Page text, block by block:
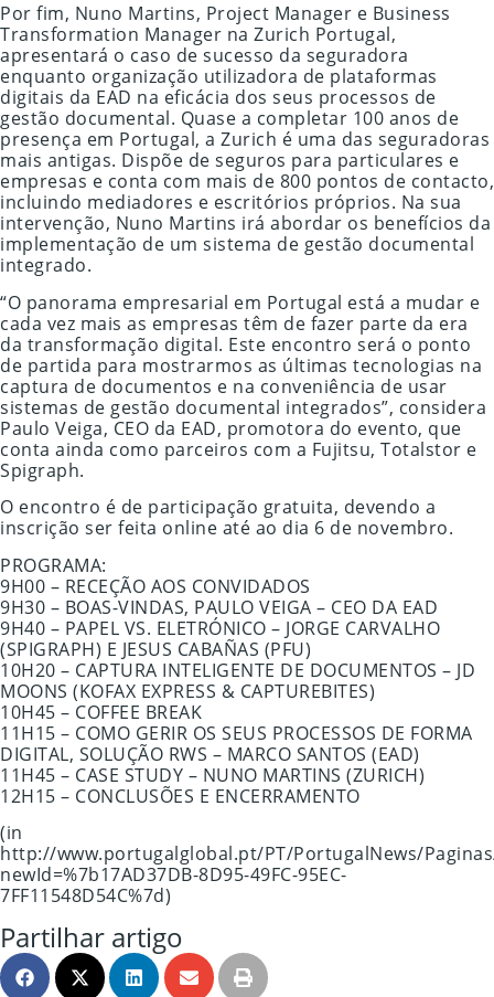
Por fim, Nuno Martins, Project Manager e Business
Transformation Manager na Zurich Portugal,
apresentará o caso de sucesso da seguradora
enquanto organização utilizadora de plataformas
digitais da EAD na eficácia dos seus processos de
gestão documental. Quase a completar 100 anos de
presença em Portugal, a Zurich é uma das seguradoras
mais antigas. Dispõe de seguros para particulares e
empresas e conta com mais de 800 pontos de contacto,
incluindo mediadores e escritórios próprios. Na sua
intervenção, Nuno Martins irá abordar os benefícios da
implementação de um sistema de gestão documental
integrado.
“O panorama empresarial em Portugal está a mudar e
cada vez mais as empresas têm de fazer parte da era
da transformação digital. Este encontro será o ponto
de partida para mostrarmos as últimas tecnologias na
captura de documentos e na conveniência de usar
sistemas de gestão documental integrados”, considera
Paulo Veiga, CEO da EAD, promotora do evento, que
conta ainda como parceiros com a Fujitsu, Totalstor e
Spigraph.
O encontro é de participação gratuita, devendo a
inscrição ser feita online até ao dia 6 de novembro.
PROGRAMA:
9H00 – RECEÇÃO AOS CONVIDADOS
9H30 – BOAS-VINDAS, PAULO VEIGA – CEO DA EAD
9H40 – PAPEL VS. ELETRÓNICO – JORGE CARVALHO
(SPIGRAPH) E JESUS CABAÑAS (PFU)
10H20 – CAPTURA INTELIGENTE DE DOCUMENTOS – JD
MOONS (KOFAX EXPRESS & CAPTUREBITES)
10H45 – COFFEE BREAK
11H15 – COMO GERIR OS SEUS PROCESSOS DE FORMA
DIGITAL, SOLUÇÃO RWS – MARCO SANTOS (EAD)
11H45 – CASE STUDY – NUNO MARTINS (ZURICH)
12H15 – CONCLUSÕES E ENCERRAMENTO
(in
http://www.portugalglobal.pt/PT/PortugalNews/
newId=%7b17AD37DB-8D95-49FC-95EC-
7FF11548D54C%7d)
Partilhar artigo